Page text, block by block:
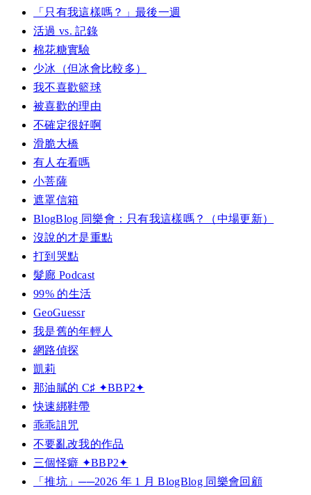
「只有我這樣嗎？」最後一週
活過 vs. 記錄
棉花糖實驗
少冰（但冰會比較多）
我不喜歡籃球
被喜歡的理由
不確定很好啊
滑脆大橋
有人在看嗎
小菩薩
遮罩信箱
BlogBlog 同樂會：只有我這樣嗎？（中場更新）
沒說的才是重點
打到哭點
髮廊 Podcast
99% 的生活
GeoGuessr
我是舊的年輕人
網路偵探
凱莉
那油膩的 C♯ ✦BBP2✦
快速綁鞋帶
乖乖詛咒
不要亂改我的作品
三個怪癖 ✦BBP2✦
「推坑」──2026 年 1 月 BlogBlog 同樂會回顧